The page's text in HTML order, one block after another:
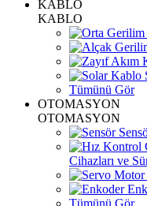
KABLO
KABLO
Tümünü Gör
OTOMASYON
OTOMASYON
Cihazları ve
Tümünü Gör